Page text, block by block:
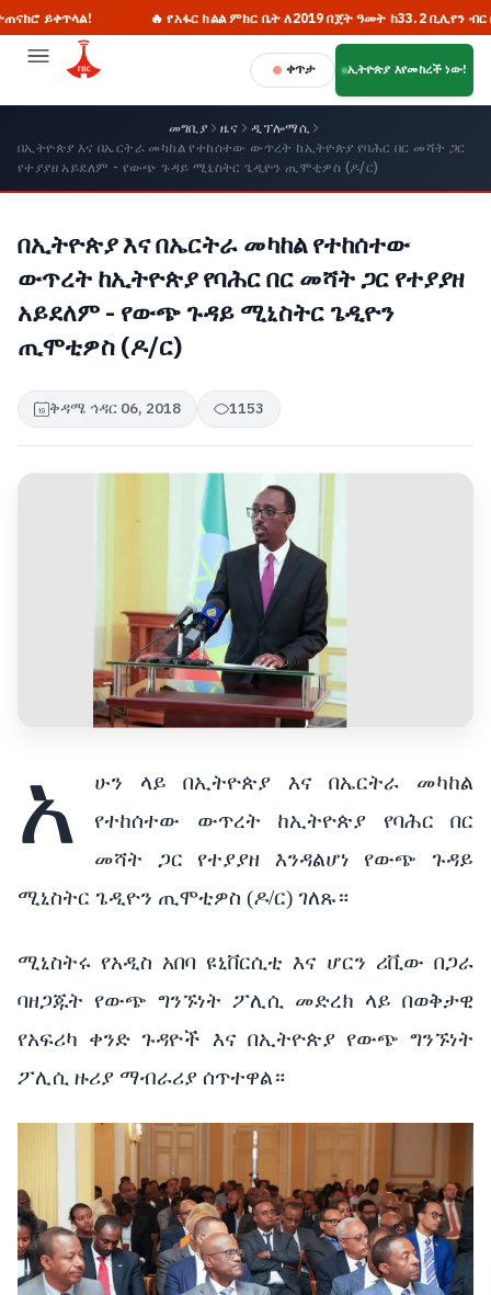
🔥 የአፋር ክልል ምክር ቤት ለ2019 በጀት ዓመት ከ33.2 ቢሊየን ብር በላይ አፀደቀ
ቀጥታ ኢትዮጵያ እየመከረች ነው!
መግቢያ ዜና
ዲፕሎማሲ
በኢትዮጵያ እና በኤርትራ መካከል የተከሰተው ውጥረት ከኢትዮጵያ የባሕር በር መሻት ጋር
የተያያዘ አይደለም - የውጭ ጉዳይ ሚኒስትር ጌዲዮን ጢሞቲዎስ (ዶ/ር)
በኢትዮጵያ እና በኤርትራ መካከል የተከሰተው
ውጥረት ከኢትዮጵያ የባሕር በር መሻት ጋር የተያያዘ
አይደለም - የውጭ ጉዳይ ሚኒስትር ጌዲዮን
ጢሞቲዎስ (ዶ/ር)
ቅዳሜ ኅዳር 06, 2018 1153
አ
ሁን ላይ በኢትዮጵያ እና በኤርትራ መካከል
የተከሰተው ውጥረት ከኢትዮጵያ የባሕር በር
መሻት ጋር የተያያዘ እንዳልሆነ የውጭ ጉዳይ
ሚኒስትር ጌዲዮን ጢሞቲዎስ (ዶ/ር) ገለጹ።
ሚኒስትሩ የአዲስ አበባ ዩኒቨርሲቲ እና ሆርን ሪቪው በጋራ
ባዘጋጁት የውጭ ግንኙነት ፖሊሲ መድረክ ላይ በወቅታዊ
የአፍሪካ ቀንድ ጉዳዮች እና በኢትዮጵያ የውጭ ግንኙነት
ፖሊሲ ዙሪያ ማብራሪያ ሰጥተዋል።